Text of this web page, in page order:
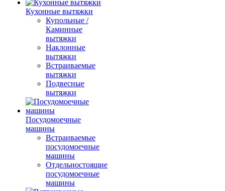
Кухонные вытяжки
Купольные /
Каминные
вытяжки
Наклонные
вытяжки
Встраиваемые
вытяжки
Подвесные
вытяжки
Посудомоечные
машины
Встраиваемые
посудомоечные
машины
Отдельностоящие
посудомоечные
машины